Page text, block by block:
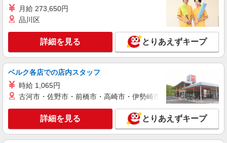
キープ 詳細を見る
COCO’S 高崎中居店
ココスのキッチン（フード）スタッフ
時給1150円 ※22:00〜翌5:00：時給1438円 ※
高校生時給1070円 ■【土日祝加給】 土日祝は1時
間当たり＋100円 ■特別手当 早朝手当（5:00〜
8:00）時給＋150円
群馬県高崎市中居町4-23-2
キープ 詳細を見る
月給 273,650円
品川区
詳細を見る とりあえずキープ
ベルク各店での店内スタッフ
時給 1,065円
古河市・佐野市・前橋市・高崎市・伊勢崎市・太田市・館林市
詳細を見る とりあえずキープ